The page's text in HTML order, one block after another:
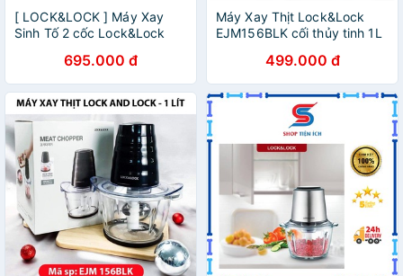
[ LOCK&LOCK ] Máy Xay
Sinh Tố 2 cốc Lock&Lock
bằng nhựa cao cấp Tritan
cực kì an toàn
695.000 đ
Máy Xay Thịt Lock&Lock
EJM156BLK cối thủy tinh 1L
499.000 đ